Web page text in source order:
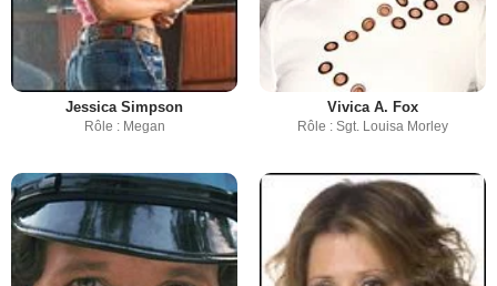
Jessica Simpson
Rôle : Megan
Vivica A. Fox
Rôle : Sgt. Louisa Morley